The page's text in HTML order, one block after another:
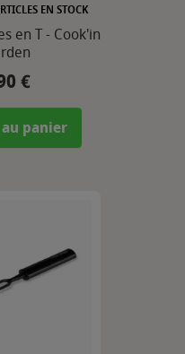
EN STOCK
en T - Cook'in
€
panier